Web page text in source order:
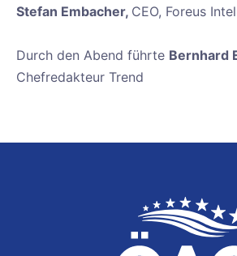
Stefan Embacher, CEO, Foreus
Durch den Abend führte Bernhard
Chefredakteur Trend